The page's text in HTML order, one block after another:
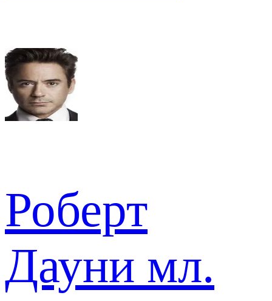
Роберт
Дауни мл.